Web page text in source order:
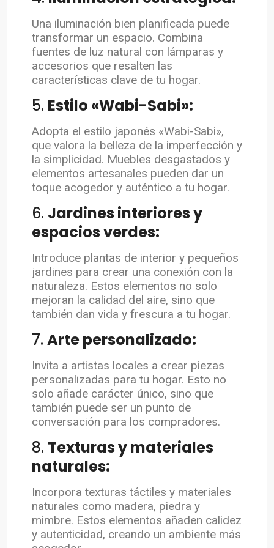
Una iluminación bien planificada puede
transformar un espacio. Combina
fuentes de luz natural con lámparas y
accesorios que resalten las
características clave de tu hogar.
5. Estilo «Wabi-Sabi»:
Adopta el estilo japonés «Wabi-Sabi»,
que valora la belleza de la imperfección y
la simplicidad. Muebles desgastados y
elementos artesanales pueden dar un
toque acogedor y auténtico a tu hogar.
6. Jardines interiores y
espacios verdes:
Introduce plantas de interior y pequeños
jardines para crear una conexión con la
naturaleza. Estos elementos no solo
mejoran la calidad del aire, sino que
también dan vida y frescura a tu hogar.
7. Arte personalizado:
Invita a artistas locales a crear piezas
personalizadas para tu hogar. Esto no
solo añade carácter único, sino que
también puede ser un punto de
conversación para los compradores.
8. Texturas y materiales
naturales:
Incorpora texturas táctiles y materiales
naturales como madera, piedra y
mimbre. Estos elementos añaden calidez
y autenticidad, creando un ambiente más